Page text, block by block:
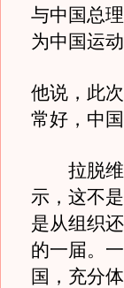
与中国总
为中国运
他说，此
常好，中
拉脱维
示，这不
是从组织
的一届。
国，充分